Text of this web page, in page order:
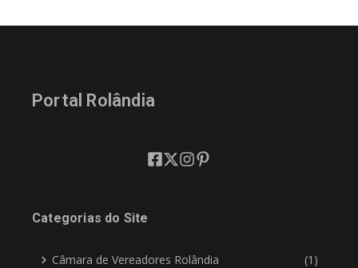
Portal Rolândia
Categorias do Site
Câmara de Vereadores Rolândia (1)